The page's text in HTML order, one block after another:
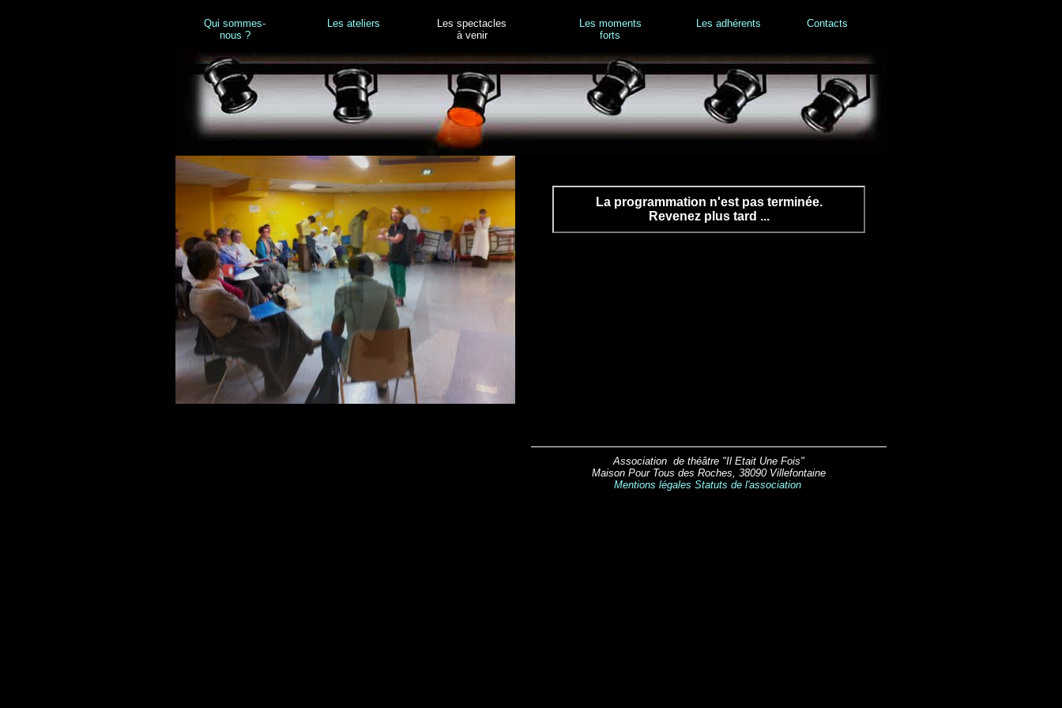
Qui sommes-
nous ?
Les ateliers
Les spectacles
à venir
Les moments
forts
Les adhérents Contacts
La programmation n'est pas terminée.
Revenez plus tard ...
Association de théâtre "Il Etait Une Fois"
Maison Pour Tous des Roches, 38090 Villefontaine
Mentions légales Statuts de l'association